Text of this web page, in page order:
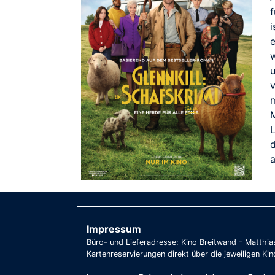
Impressum
Büro- und Lieferadresse: Kino Breitwand -
Kartenreservierungen direkt über die jeweiligen